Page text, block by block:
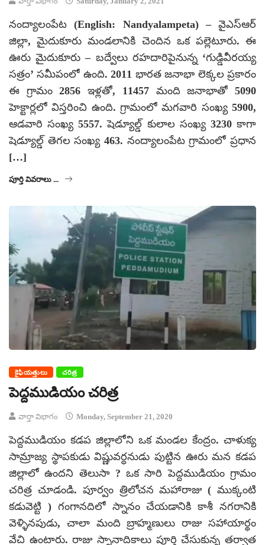
నంద్యాలంపేట (English: Nandyalampeta) – వైఎస్‌ఆర్
జిల్లా, మైదుకూరు మండలానికి చెందిన ఒక పల్లెటూరు. ఈ
ఊరు మైదుకూరు – బద్వేలు రహదారిపైనున్న ‘గుడ్డివీరయ్య
సత్రం’ సమీపంలో ఉంది. 2011 భారత జనాభా లెక్కల ప్రకారం
ఈ గ్రామం 2856 ఇళ్లతో, 11457 మంది జనాభాతో 5090
హెక్టార్లలో విస్తరించి ఉంది. గ్రామంలో మగవారి సంఖ్య 5900,
ఆడవారి సంఖ్య 5557. షెడ్యూల్డ్ కులాల సంఖ్య 3230 కాగా
షెడ్యూల్డ్ తెగల సంఖ్య 463. నంద్యాలంపేట గ్రామంలో ప్రధాన
[…]
పూర్తి వివరాలు ...
కైఫియత్తులు చరిత్ర
పెద్దముడియం చరిత్ర
వార్తా విభాగం Monday, September 21, 2020
పెద్దముడియం కడప జిల్లాలోని ఒక మండల కేంద్రం. చాళుక్య
సామ్రాజ్య స్థాపకుడు విష్ణువర్ధనుడు పుట్టిన ఊరు మన కడప
జిల్లాలో ఉందని తెలుసా ? ఒక సారి పెద్దముడియం గ్రామం
చరిత్ర చూడండి. పూర్వం త్రిలోచన మహారాజు ( ముక్కంటి
కడువెట్టి ) గంగానదిలో స్నానం చేయడానికి కాశీ నగరానికి
వెళ్ళినపుడు, చాలా మంది బ్రాహ్మణులు రాజు సహాయార్థం
వేచి ఉంటారు. రాజు స్నానాదికాలు పూర్తి చేసుకున్న తర్వాత